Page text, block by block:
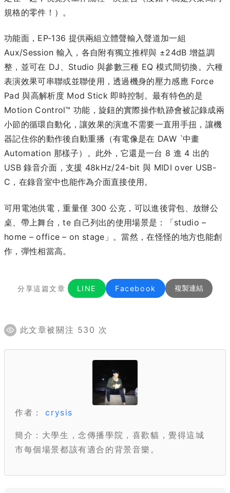
規格的零件！）。
功能面，EP-136 提供兩組立體聲輸入聲道加一組
Aux/Session 輸入，各自附有獨立推桿與 ±24dB 增益調
整，並可在 DJ、Studio 與參數三種 EQ 模式間切換。六種
表演效果可串聯或並聯使用，透過機身的壓力感應 Force
Pad 與高解析度 Mod Stick 即時控制。最有特色的是
Motion Control™ 功能，旋鈕的實際操作軌跡會被記錄成兩
小節的循環自動化，讓效果的演進不需要一直用手扭，讓機
器記住你的動作後自動重播（有電像是在 DAW ˋ中畫
Automation 那樣子）。此外，它還是一台 8 進 4 出的
USB 錄音介面，支援 48kHz/24-bit 與 MIDI over USB-
C，在錄音室中也能作為介面直接使用。
可用電池供電，重量僅 300 公克，可以進後背包、放辦公
桌、帶上舞台，te 自己列出的使用場景是：「studio –
home – office – on stage」。當然，在怪怪的地方也能創
作，彈性相當高。
分享這篇文章 LINE Facebook 複製連結
此文章被關注 530 次
作者：crysis
簡介：大學生，念傳播學院，喜歡貓，覺得這城
市每個場景都該有適合的背景音樂。